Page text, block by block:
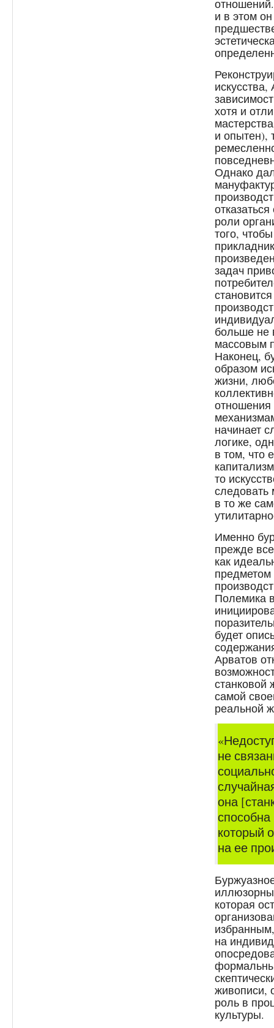
и в этом
искусства,
хотя и
и опытен),
Однако
роли
того,
задач
больше не
массовым
Наконец,
образом
жизни,
отношения
начинает
логике,
в том, что
то
следовать
в то же
Именно
прежде
как
предметом
Полемика
будет
Арватов
станковой
самой
реальной
не
она
который
на ее
которая
на
живописи,
роль в
культуры.